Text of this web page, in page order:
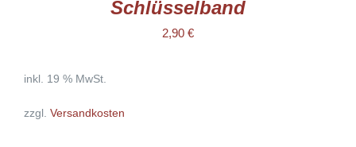
Schlüsselband
2,90 €
inkl. 19 % MwSt.
zzgl. Versandkosten